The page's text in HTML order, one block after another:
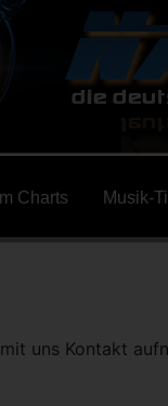
Charts Musik-
uns Kontakt